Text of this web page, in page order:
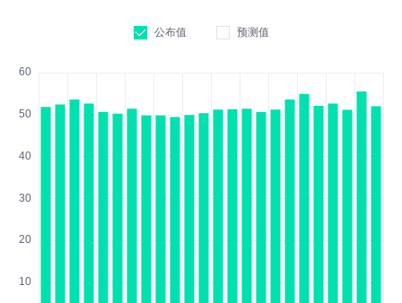
公布值 预测值